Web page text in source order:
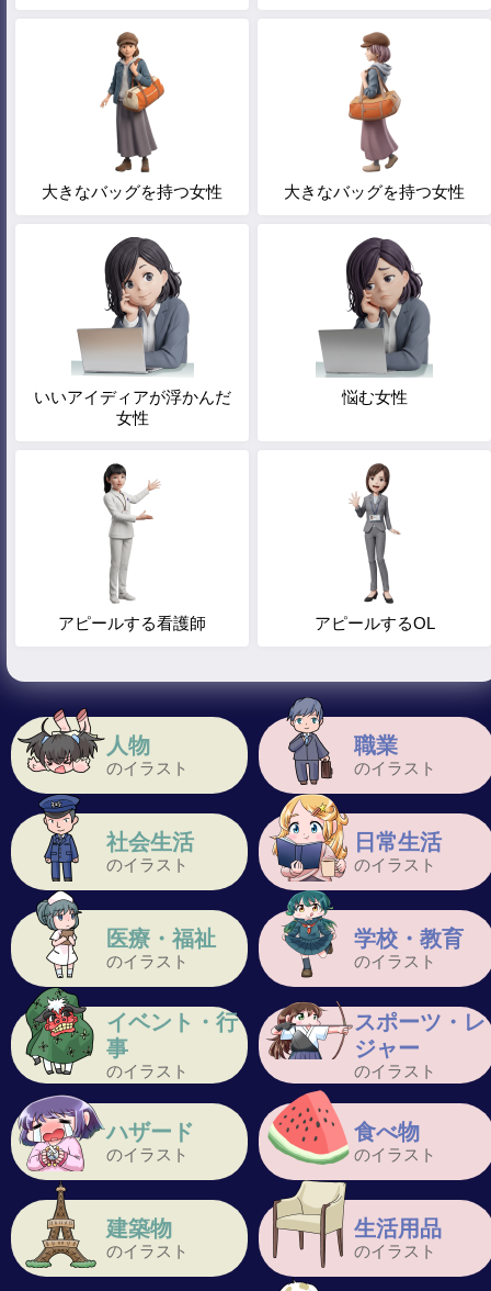
人物
のイラスト
職業
のイラスト
社会生活
のイラスト
日常生活
のイラスト
医療・福祉
のイラスト
学校・教育
のイラスト
イベント・行
事
のイラスト
スポーツ・レ
ジャー
のイラスト
ハザード
のイラスト
食べ物
のイラスト
建築物
のイラスト
生活用品
のイラスト
大きなバッグを持つ女性 大きなバッグを持つ女性
いいアイディアが浮かんだ
女性
悩む女性
アピールする看護師 アピールするOL